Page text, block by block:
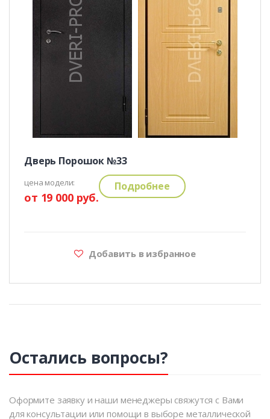
Дверь Порошок №33
цена модели:
от 19 000 руб.
Подробнее
Добавить в избранное
Остались вопросы?
Оформите заявку и наши менеджеры свяжутся с Вами
для консультации или помощи в выборе металлической